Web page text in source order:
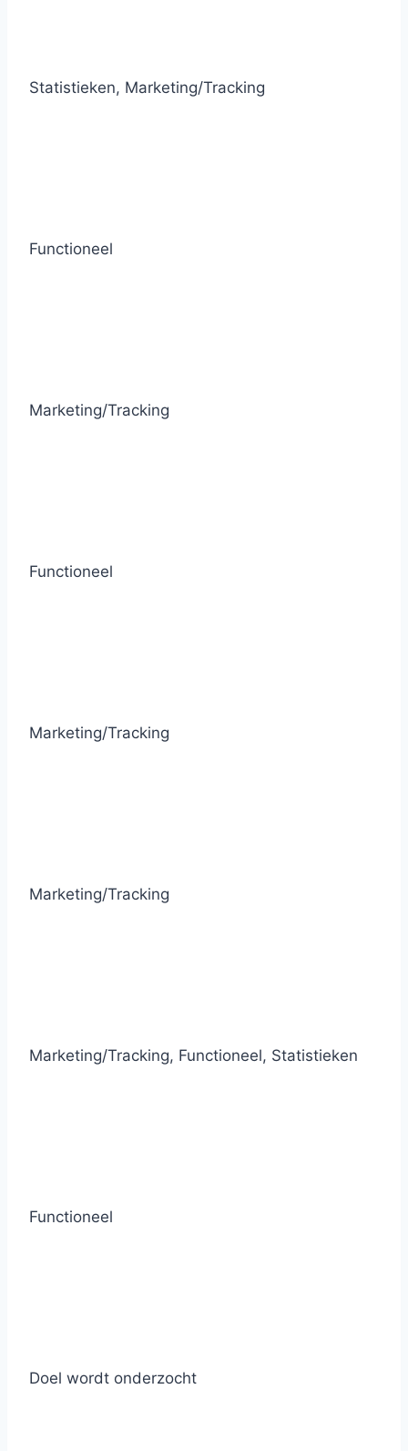
Statistieken, Marketing/Tracking
Functioneel
Marketing/Tracking
Functioneel
Marketing/Tracking
Marketing/Tracking
Marketing/Tracking, Functioneel, Statistieken
Functioneel
Doel wordt onderzocht